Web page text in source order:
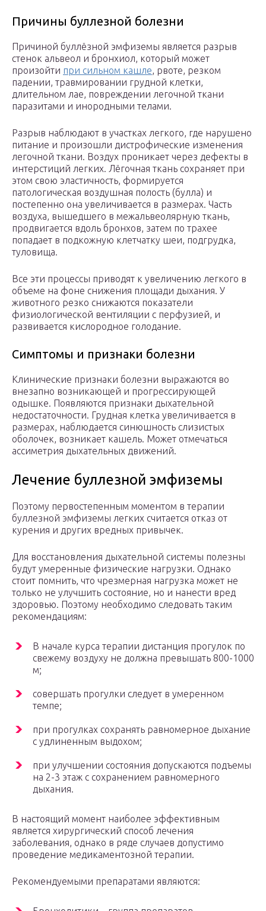
Причины буллезной болезни
Причиной буллёзной эмфиземы является разрыв
стенок альвеол и бронхиол, который может
произойти при сильном кашле, рвоте, резком
падении, травмировании грудной клетки,
длительном лае, повреждении легочной ткани
паразитами и инородными телами.
Разрыв наблюдают в участках легкого, где нарушено
питание и произошли дистрофические изменения
легочной ткани. Воздух проникает через дефекты в
интерстиций легких. Лёгочная ткань сохраняет при
этом свою эластичность, формируется
патологическая воздушная полость (булла) и
постепенно она увеличивается в размерах. Часть
воздуха, вышедшего в межальвеолярную ткань,
продвигается вдоль бронхов, затем по трахее
попадает в подкожную клетчатку шеи, подгрудка,
туловища.
Все эти процессы приводят к увеличению легкого в
объеме на фоне снижения площади дыхания. У
животного резко снижаются показатели
физиологической вентиляции с перфузией, и
развивается кислородное голодание.
Симптомы и признаки болезни
Клинические признаки болезни выражаются во
внезапно возникающей и прогрессирующей
одышке. Появляются признаки дыхательной
недостаточности. Грудная клетка увеличивается в
размерах, наблюдается синюшность слизистых
оболочек, возникает кашель. Может отмечаться
ассиметрия дыхательных движений.
Лечение буллезной эмфиземы
Поэтому первостепенным моментом в терапии
буллезной эмфиземы легких считается отказ от
курения и других вредных привычек.
Для восстановления дыхательной системы полезны
будут умеренные физические нагрузки. Однако
стоит помнить, что чрезмерная нагрузка может не
только не улучшить состояние, но и нанести вред
здоровью. Поэтому необходимо следовать таким
рекомендациям:
В начале курса терапии дистанция прогулок по
свежему воздуху не должна превышать 800-1000
м;
совершать прогулки следует в умеренном
темпе;
при прогулках сохранять равномерное дыхание
с удлиненным выдохом;
при улучшении состояния допускаются подъемы
на 2-3 этаж с сохранением равномерного
дыхания.
В настоящий момент наиболее эффективным
является хирургический способ лечения
заболевания, однако в ряде случаев допустимо
проведение медикаментозной терапии.
Рекомендуемыми препаратами являются: